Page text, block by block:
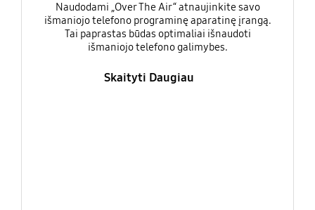
Naudodami „Over The Air“ atnaujinkite savo
išmaniojo telefono programinę aparatinę įrangą.
Tai paprastas būdas optimaliai išnaudoti
išmaniojo telefono galimybes.
Skaityti Daugiau